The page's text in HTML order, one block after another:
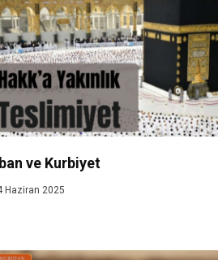
ve Kurbiyet
Haziran 2025